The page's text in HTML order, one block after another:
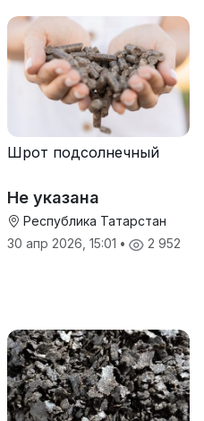
Шрот подсолнечный
Не указана
Республика Татарстан
30 апр 2026, 15:01 • 2 952